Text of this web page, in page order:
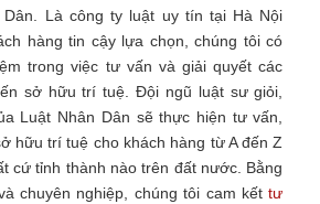
Dân. Là công ty luật uy tín tại Hà Nội
hàng tin cậy lựa chọn, chúng tôi có
trong việc tư vấn và giải quyết các
sở hữu trí tuệ. Đội ngũ luật sư giỏi,
Luật Nhân Dân sẽ thực hiện tư vấn,
hữu trí tuệ cho khách hàng từ A đến Z
cứ tỉnh thành nào trên đất nước. Bằng
chuyên nghiệp, chúng tôi cam kếttư